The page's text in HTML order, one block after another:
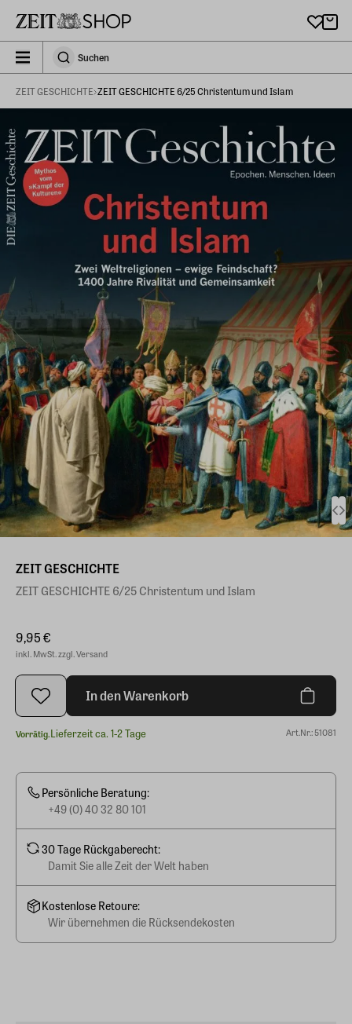
zeit_storefront.components.search.collapsed
SuchenSuchen
ZEIT GESCHICHTE ZEIT GESCHICHTE 6/25 Christentum und Islam
ZEIT GESCHICHTE
ZEIT GESCHICHTE 6/25 Christentum und Islam
9,95 €
inkl. MwSt. zzgl. Versand
In den Warenkorb
Vorrätig.Lieferzeit ca. 1-2 Tage Art.Nr.: 51081
Persönliche Beratung:
+49 (0) 40 32 80 101
30 Tage Rückgaberecht:
Damit Sie alle Zeit der Welt haben
Kostenlose Retoure:
Wir übernehmen die Rücksendekosten